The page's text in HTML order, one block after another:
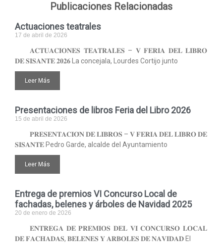
Publicaciones Relacionadas
Actuaciones teatrales
17 de abril de 2026
𝐀𝐂𝐓𝐔𝐀𝐂𝐈𝐎𝐍𝐄𝐒 𝐓𝐄𝐀𝐓𝐑𝐀𝐋𝐄𝐒 – 𝐕 𝐅𝐄𝐑𝐈𝐀 𝐃𝐄𝐋 𝐋𝐈𝐁𝐑𝐎
𝐃𝐄 𝐒𝐈𝐒𝐀𝐍𝐓𝐄 𝟐𝟎𝟐𝟔 La concejala, Lourdes Cortijo junto
Leer Más
Presentaciones de libros Feria del Libro 2026
15 de abril de 2026
𝐏𝐑𝐄𝐒𝐄𝐍𝐓𝐀𝐂𝐈𝐎́𝐍 𝐃𝐄 𝐋𝐈𝐁𝐑𝐎𝐒 – 𝐕 𝐅𝐄𝐑𝐈𝐀 𝐃𝐄𝐋 𝐋𝐈𝐁𝐑𝐎 𝐃𝐄
𝐒𝐈𝐒𝐀𝐍𝐓𝐄 Pedro Garde, alcalde del Ayuntamiento
Leer Más
Entrega de premios VI Concurso Local de
fachadas, belenes y árboles de Navidad 2025
20 de enero de 2026
𝐄𝐍𝐓𝐑𝐄𝐆𝐀 𝐃𝐄 𝐏𝐑𝐄𝐌𝐈𝐎𝐒 𝐃𝐄𝐋 𝐕𝐈 𝐂𝐎𝐍𝐂𝐔𝐑𝐒𝐎 𝐋𝐎𝐂𝐀𝐋
𝐃𝐄 𝐅𝐀𝐂𝐇𝐀𝐃𝐀𝐒, 𝐁𝐄𝐋𝐄𝐍𝐄𝐒 𝐘 𝐀𝐑𝐁𝐎𝐋𝐄𝐒 𝐃𝐄 𝐍𝐀𝐕𝐈𝐃𝐀𝐃 El